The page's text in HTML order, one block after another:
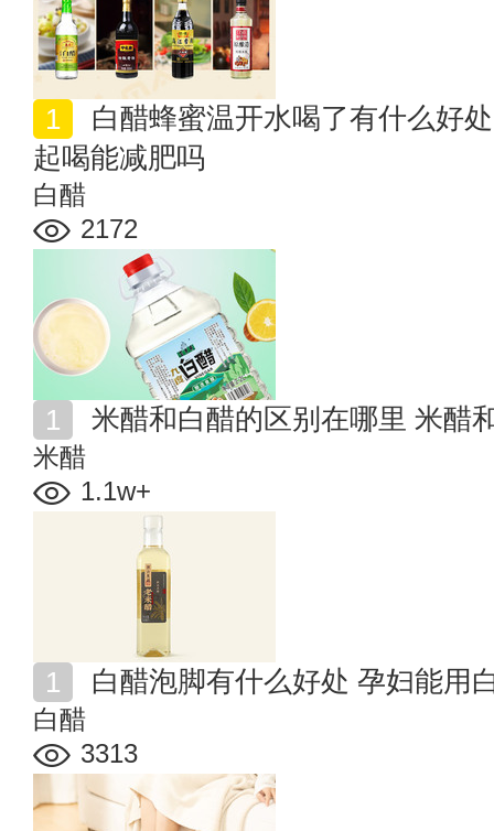
起喝能减肥吗
白醋
2172
米醋和白醋的区别在哪里 米醋
米醋
1.1w+
白醋泡脚有什么好处 孕妇能用
白醋
3313